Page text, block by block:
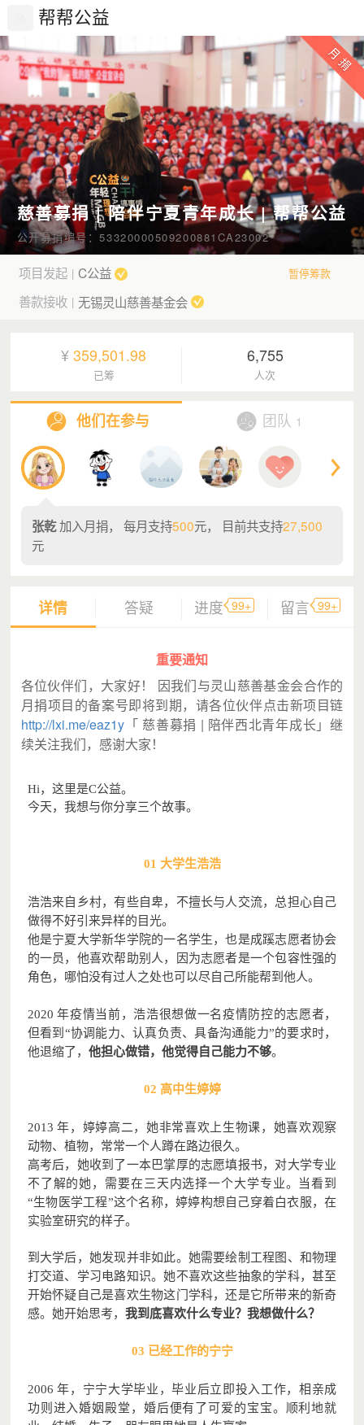
帮帮公益
慈善募捐 | 陪伴宁夏青年成长 | 帮帮公益
公开募捐编号：53320000509200881CA23002
项目发起 | C公益 暂停筹款
善款接收 | 无锡灵山慈善基金会
¥359,501.98
已筹
6,755
人次
他们在参与 团队 1
张乾加入月捐， 每月支持500元， 目前共支持27,500
元
详情 答疑 进度 99+ 留言 99+
重要通知
各位伙伴们，大家好！ 因我们与灵山慈善基金会合作的
月捐项目的备案号即将到期，请各位伙伴点击新项目链
http://lxi.me/eaz1y「 慈善募捐 | 陪伴西北青年成长」继
续关注我们，感谢大家！
Hi，这里是C公益。
今天，我想与你分享三个故事。
01 大学生浩浩
浩浩来自乡村，有些自卑，不擅长与人交流，总担心自己
做得不好引来异样的目光。
他是宁夏大学新华学院的一名学生，也是成蹊志愿者协会
的一员，他喜欢帮助别人，因为志愿者是一个包容性强的
角色，哪怕没有过人之处也可以尽自己所能帮到他人。
2020 年疫情当前，浩浩很想做一名疫情防控的志愿者，
但看到“协调能力、认真负责、具备沟通能力”的要求时，
他退缩了， 他担心做错，他觉得自己能力不够。
02 高中生婷婷
2013 年，婷婷高二，她非常喜欢上生物课，她喜欢观察
动物、植物，常常一个人蹲在路边很久。
高考后，她收到了一本巴掌厚的志愿填报书，对大学专业
不了解的她，需要在三天内选择一个大学专业。当看到
“生物医学工程”这个名称，婷婷构想自己穿着白衣服，在
实验室研究的样子。
到大学后，她发现并非如此。她需要绘制工程图、和物理
打交道、学习电路知识。她不喜欢这些抽象的学科，甚至
开始怀疑自己是喜欢生物这门学科，还是它所带来的新奇
感。她开始思考， 我到底喜欢什么专业？我想做什么？
03 已经工作的宁宁
2006 年，宁宁大学毕业，毕业后立即投入工作，相亲成
功则进入婚姻殿堂，婚后便有了可爱的宝宝。顺利地就